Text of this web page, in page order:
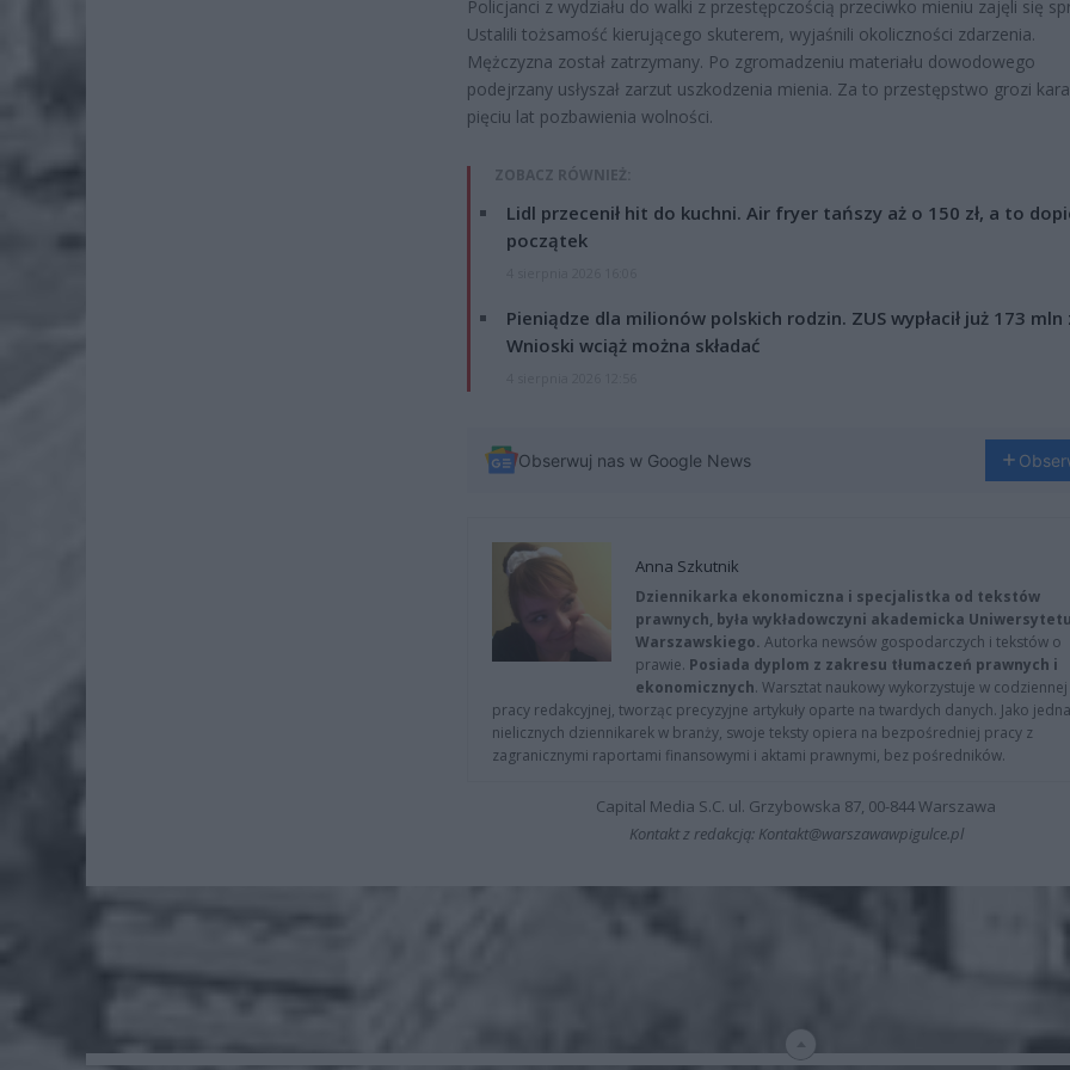
Policjanci z wydziału do walki z przestępczością przeciwko mieniu zajęli się
Ustalili tożsamość kierującego skuterem, wyjaśnili okoliczności zdarzenia.
Mężczyzna został zatrzymany. Po zgromadzeniu materiału dowodowego
podejrzany usłyszał zarzut uszkodzenia mienia. Za to przestępstwo grozi
pięciu lat pozbawienia wolności.
ZOBACZ RÓWNIEŻ:
Lidl przecenił hit do kuchni. Air fryer tańszy aż o 150 zł, a to
początek
Pieniądze dla milionów polskich rodzin. ZUS wypłacił już 173 mln
Wnioski wciąż można składać
Obserwuj nas w Google News
Anna Szkutnik
Dziennikarka ekonomiczna i specjalistka od tekstów
prawnych, była wykładowczyni akademicka
Warszawskiego. Autorka newsów gospodarczych i tekstów o
prawie. Posiada dyplom z zakresu tłumaczeń prawnych i
ekonomicznych. Warsztat naukowy wykorzystuje w codziennej
pracy redakcyjnej, tworząc precyzyjne artykuły oparte na twardych danych. Jako
nielicznych dziennikarek w branży, swoje teksty opiera na bezpośredniej pracy z
zagranicznymi raportami finansowymi i aktami prawnymi, bez pośredników.
Capital Media S.C. ul. Grzybowska 87, 00-844 Warszawa
Kontakt z redakcją: Kontakt@warszawawpigulce.pl